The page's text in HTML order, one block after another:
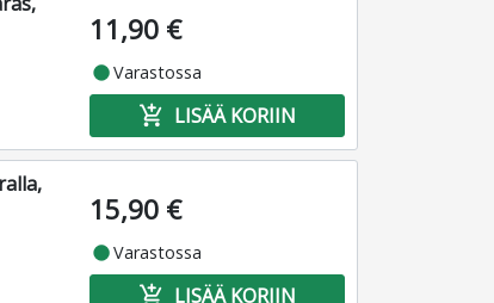
11,90 €
fiber_manual_recordVarastossa
add_shopping_cart LISÄÄ KORIIN
15,90 €
fiber_manual_recordVarastossa
add_shopping_cart LISÄÄ KORIIN